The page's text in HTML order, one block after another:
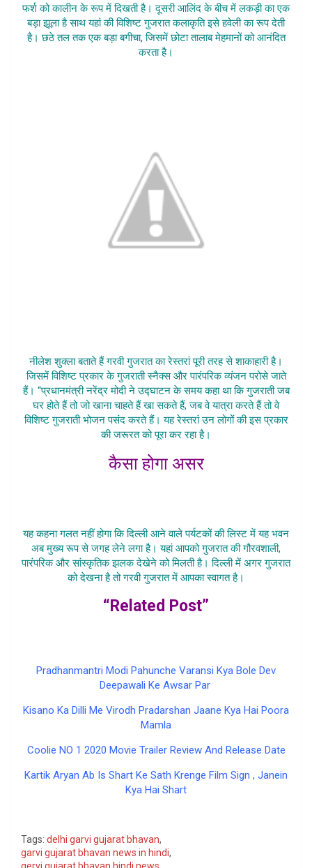
फर्श को कालीन के रूप में दिखती है। दूसरी आलिंद के बीच में लकड़ी का एक
बड़ा झूला है साथ यहां की विशिष्ट गुजरात कलाकृति इसे हवेली का रूप देती
है। छठे तल तक एक बड़ा बगीचा, जिसमें छोटा तालाब मेहमानों को आनंदित
करता है।
नीलेश शुक्ला बताते हैं गरवी गुजरात का रेस्तरां पूरी तरह से शाकाहारी है।
जिसमें विशिष्ट प्रकार के गुजराती स्नैक्स और पारंपरिक व्यंजन परोसे जाते
हैं। “प्रधानमंत्री नरेंद्र मोदी ने उद्घाटन के समय कहा था कि गुजराती जब
घर होते हैं तो जो खाना चाहते हैं खा सकते हैं, जब वे यात्रा करते हैं तो वे
विशिष्ट गुजराती भोजन पसंद करते हैं। यह रेस्तरां उन लोगों की इस प्रकार
की जरूरत को पूरा कर रहा है।
कैसा होगा असर
यह कहना गलत नहीं होगा कि दिल्ली आने वाले पर्यटकों की लिस्ट में यह भवन
अब मुख्य रूप से जगह लेने लगा है। यहां आपको गुजरात की गौरवशाली,
पारंपरिक और सांस्कृतिक झलक देखेने को मिलती है। दिल्ली में अगर गुजरात
को देखना है तो गरवी गुजरात में आपका स्वागत है।
“Related Post”
Pradhanmantri Modi Pahunche Varansi Kya Bole Dev
Deepawali Ke Awsar Par
Kisano Ka Dilli Me Virodh Pradarshan Jaane Kya Hai Poora
Mamla
Coolie NO 1 2020 Movie Trailer Review And Release Date
Kartik Aryan Ab Is Shart Ke Sath Krenge Film Sign , Janein
Kya Hai Shart
Tags: delhi garvi gujarat bhavan,
garvi gujarat bhavan news in hindi,
gervi gujarat bhavan hindi news,